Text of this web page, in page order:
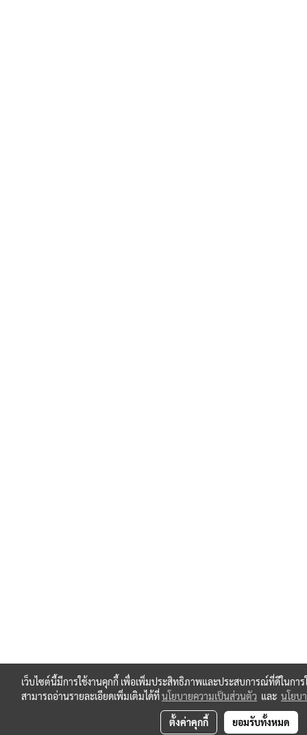
เว็บไซต์นี้มีการใช้งานคุกกี้ เพื่อเพิ่มประสิทธิภาพและประสบการณ์ที่ดีในการ
สามารถอ่านรายละเอียดเพิ่มเติมได้ที่นโยบายความเป็นส่วนตัว และ นโยบ
ตั้งค่าคุกกี้ ยอมรับทั้งหมด